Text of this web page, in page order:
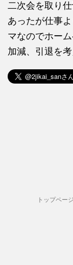
二次会を取り
あったが仕事
マなのでホー
加減、引退を考
トップページ